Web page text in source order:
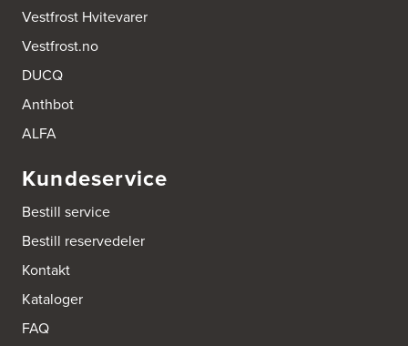
Vestfrost Hvitevarer
Vestfrost.no
DUCQ
Anthbot
ALFA
Kundeservice
Bestill service
Bestill reservedeler
Kontakt
Kataloger
FAQ